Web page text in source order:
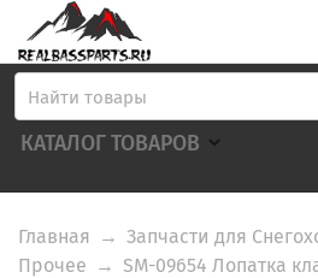
КАТАЛОГ ТОВАРОВ
Главная → Запчасти для
Прочее → SM-09654 Лопатка